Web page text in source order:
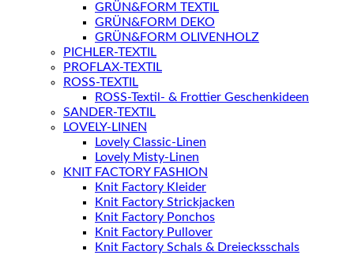
GRÜN&FORM TEXTIL
GRÜN&FORM DEKO
GRÜN&FORM OLIVENHOLZ
PICHLER-TEXTIL
PROFLAX-TEXTIL
ROSS-TEXTIL
ROSS-Textil- & Frottier Geschenkideen
SANDER-TEXTIL
LOVELY-LINEN
Lovely Classic-Linen
Lovely Misty-Linen
KNIT FACTORY FASHION
Knit Factory Kleider
Knit Factory Strickjacken
Knit Factory Ponchos
Knit Factory Pullover
Knit Factory Schals & Dreiecksschals